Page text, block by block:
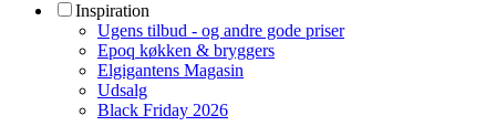
Inspiration
Ugens tilbud - og andre gode priser
Epoq køkken & bryggers
Elgigantens Magasin
Udsalg
Black Friday 2026